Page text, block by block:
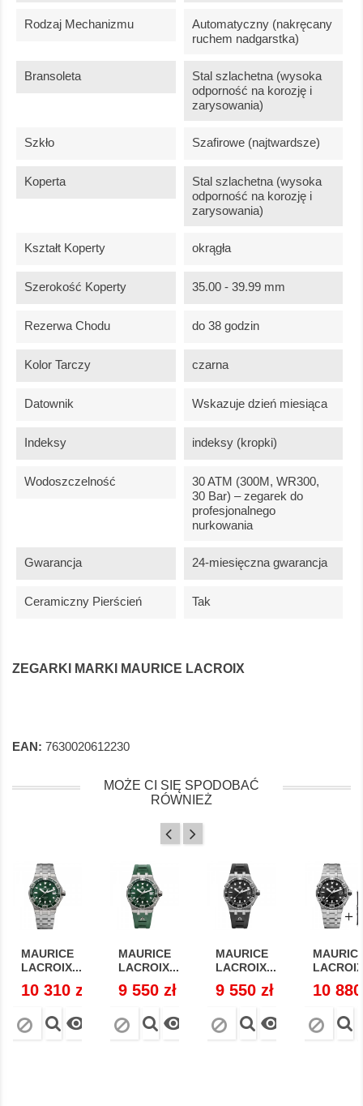
Rodzaj Mechanizmu
Automatyczny (nakręcany
ruchem nadgarstka)
Bransoleta
Stal szlachetna (wysoka
odporność na korozję i
zarysowania)
Szkło Szafirowe (najtwardsze)
Koperta
Stal szlachetna (wysoka
odporność na korozję i
zarysowania)
Kształt Koperty okrągła
Szerokość Koperty 35.00 - 39.99 mm
Rezerwa Chodu do 38 godzin
Kolor Tarczy czarna
Datownik Wskazuje dzień miesiąca
Indeksy indeksy (kropki)
Wodoszczelność
30 ATM (300M, WR300,
30 Bar) – zegarek do
profesjonalnego
nurkowania
Gwarancja 24-miesięczna gwarancja
Ceramiczny Pierścień Tak
ZEGARKI MARKI MAURICE LACROIX
EAN: 7630020612230
MOŻE CI SIĘ SPODOBAĆ
RÓWNIEŻ
MAURICE
LACROIX...
Cena
10 310 zł

MAURICE
LACROIX...
Cena
9 550 zł

MAURICE
LACROIX...
Cena
9 550 zł

Cena
10